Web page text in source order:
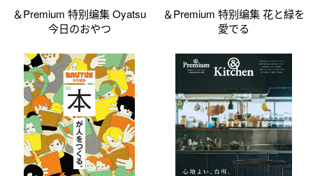
＆Premium 特别编集 Oyatsu
今日のおやつ
＆Premium 特别编集 花と緑を
愛でる